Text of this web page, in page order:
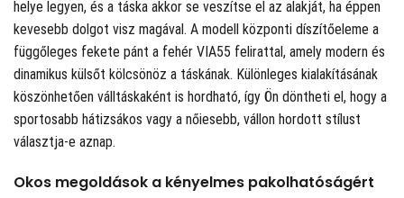
helye legyen, és a táska akkor se veszítse el az alakját, ha éppen
kevesebb dolgot visz magával. A modell központi díszítőeleme a
függőleges fekete pánt a fehér VIA55 felirattal, amely modern és
dinamikus külsőt kölcsönöz a táskának. Különleges kialakításának
köszönhetően válltáskaként is hordható, így Ön döntheti el, hogy a
sportosabb hátizsákos vagy a nőiesebb, vállon hordott stílust
választja-e aznap.
Okos megoldások a kényelmes pakolhatóságért